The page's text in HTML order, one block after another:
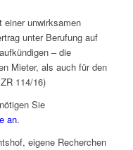
einer unwirksamen
unter Berufung auf
– die
Mieter, als auch für den
114/16)
Sie
an.
eigene Recherchen